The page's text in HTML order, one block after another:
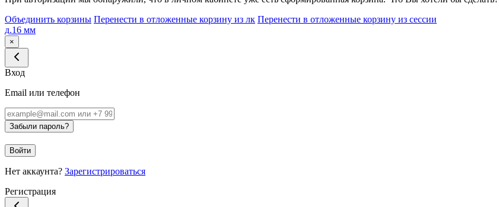
Объединить корзины Перенести в отложенные корзину из лк Перенести в отложенные корзину из сессии
д.16 мм
×
Вход
Email или телефон
Забыли пароль?
Войти
Нет аккаунта? Зарегистрироваться
Регистрация